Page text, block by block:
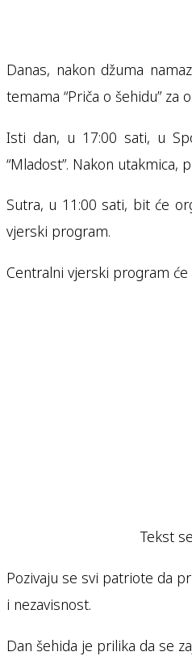
Danas, nakon džuma
temama “Priča o šehidu” za
Isti dan, u 17:00 sati, u
“Mladost”. Nakon utakmica,
Sutra, u 11:00 sati, bit će
vjerski program.
Centralni vjerski program
Tekst
Pozivaju se svi patriote da
i nezavisnost.
Dan šehida je prilika da se